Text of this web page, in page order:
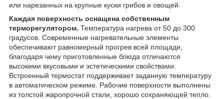
или нарезанных на крупные куски грибов и овощей.
Каждая поверхность оснащена собственным
терморегулятором. Температура нагрева от 50 до 300
градусов. Современные нагревательные элементы
обеспечивают равномерный прогрев всей площади,
благодаря чему приготовленные блюда отличаются
высокими вкусовыми и эстетическими свойствами.
Встроенный термостат поддерживает заданную температуру
в автоматическом режиме. Рабочие поверхности выполнены
из толстой жаропрочной стали, хорошо сохраняющей тепло.